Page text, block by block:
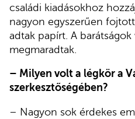
családi kiadásokhoz
nagyon egyszerűen
adtak papírt. A
megmaradtak.
– Milyen volt a légkör a
szerkesztőségében?
– Nagyon sok érdekes